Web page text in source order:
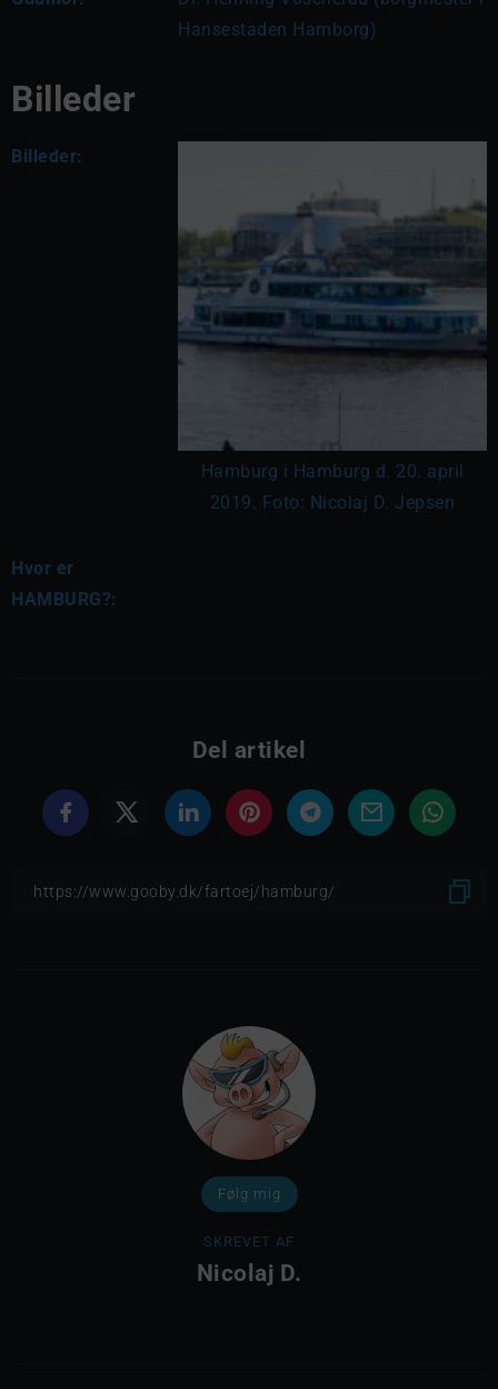
Hansestaden Hamborg)
Billeder
Billeder:
Hamburg i Hamburg d. 20. april
2019. Foto: Nicolaj D. Jepsen
Hvor er
HAMBURG?:
Del artikel
Følg mig
SKREVET AF
Nicolaj D.